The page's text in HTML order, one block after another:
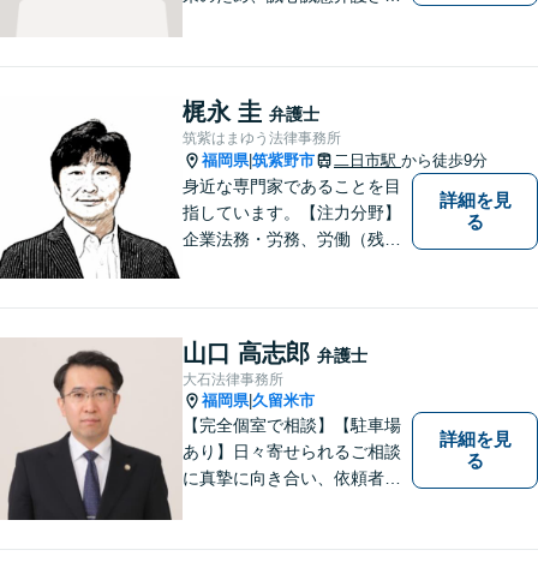
す。インターネット／刑事／
相続など、幅広い困りごとに
対応可能！【完全個室で対
応】
梶永 圭 弁護士
筑紫はまゆう法律事務所
福岡県|筑紫野市 二日市駅 から徒歩9分
身近な専門家であることを目
指しています。【注力分野】
企業法務・労務、労働（残
詳細を見
る
山口 高志郎 弁護士
大石法律事務所
福岡県|久留米市
【完全個室で相談】【駐車場
あり】日々寄せられるご相談
に真摯に向き合い、依頼者の
す法人・個人の方々には、経
詳細を見
る